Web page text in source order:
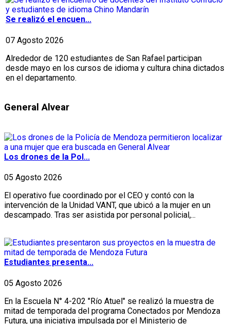
Se realizó el encuen...
07 Agosto 2026
Alrededor de 120 estudiantes de San Rafael participan
desde mayo en los cursos de idioma y cultura china dictados
en el departamento.
General Alvear
Los drones de la Pol...
05 Agosto 2026
El operativo fue coordinado por el CEO y contó con la
intervención de la Unidad VANT, que ubicó a la mujer en un
descampado. Tras ser asistida por personal policial,...
Estudiantes presenta...
05 Agosto 2026
En la Escuela N° 4-202 "Río Atuel" se realizó la muestra de
mitad de temporada del programa Conectados por Mendoza
Futura, una iniciativa impulsada por el Ministerio de